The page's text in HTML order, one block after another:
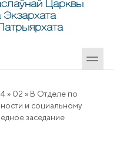
Царквы
Экзархата
» 02 » В Отделе по
и социальному
заседание